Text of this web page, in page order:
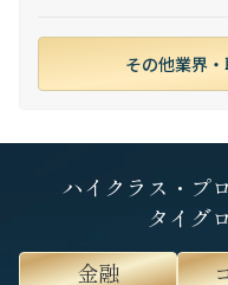
その他業界
ハイクラス・プ
タイグ
金融